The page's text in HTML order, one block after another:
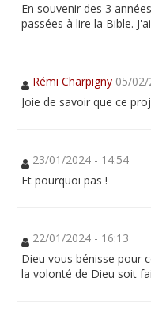
En souvenir des 3
passées à lire la Bible.
Rémi Charpigny 05/02/
Joie de savoir que ce
23/01/2024 - 14:54
Et pourquoi pas !
22/01/2024 - 16:13
Dieu vous bénisse pour
la volonté de Dieu soit